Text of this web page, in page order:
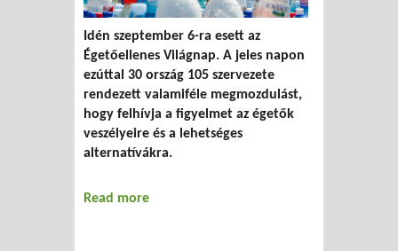
Idén szeptember 6-ra esett az
Égetőellenes Világnap. A jeles napon
ezúttal 30 ország 105 szervezete
rendezett valamiféle megmozdulást,
hogy felhívja a figyelmet az égetők
veszélyeire és a lehetséges
alternatívákra.
Read more